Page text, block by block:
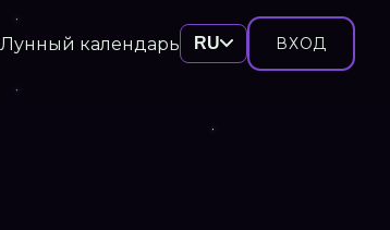
Лунный календарь RU ВХОД